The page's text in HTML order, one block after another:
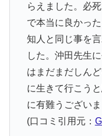
らえました。必
で本当に良かっ
知人と同じ事を
した。沖田先生
はまだまだしん
に生きて行こう
に有難うございま
(口コミ引用元：